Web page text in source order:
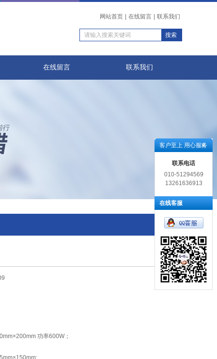
网站首页 在线留言 联系我们
在线留言 联系我们
功率600W；
客户至上 用心服务
联系电话
010-51294569
13261636913
在线客服